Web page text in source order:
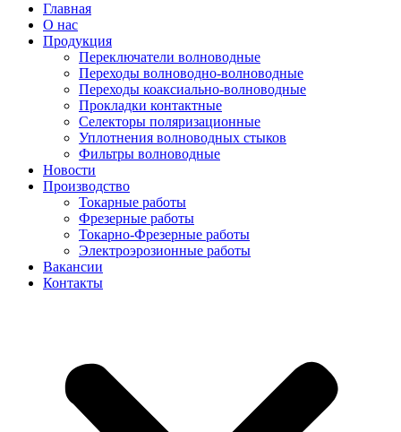
Главная
О нас
Продукция
Переключатели волноводные
Переходы волноводно-волноводные
Переходы коаксиально-волноводные
Прокладки контактные
Селекторы поляризационные
Уплотнения волноводных стыков
Фильтры волноводные
Новости
Производство
Токарные работы
Фрезерные работы
Токарно-Фрезерные работы
Электроэрозионные работы
Вакансии
Контакты